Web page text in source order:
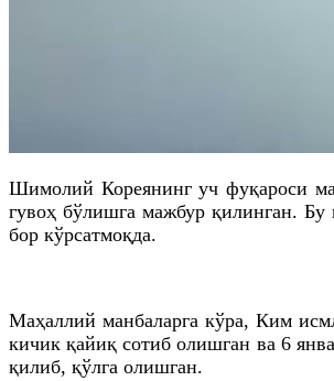
Шимолий Кореянинг уч фуқароси
гувоҳ бўлишга мажбур қилинган. Бу
бор кўрсатмоқда.
Маҳаллий манбаларга кўра, Ким
кичик қайиқ сотиб олишган ва 6
қилиб, қўлга олишган.